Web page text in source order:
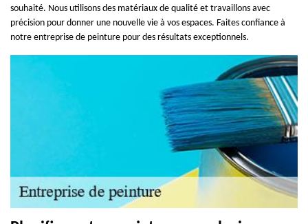
souhaité. Nous utilisons des matériaux de qualité et travaillons avec
précision pour donner une nouvelle vie à vos espaces. Faites confiance à
notre entreprise de peinture pour des résultats exceptionnels.